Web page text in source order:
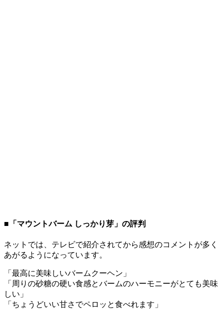
■「マウントバーム しっかり芽」の評判
ネットでは、テレビで紹介されてから感想のコメントが多く
あがるようになっています。
「最高に美味しいバームクーヘン」
「周りの砂糖の硬い食感とバームのハーモニーがとても美味
しい」
「ちょうどいい甘さでペロッと食べれます」